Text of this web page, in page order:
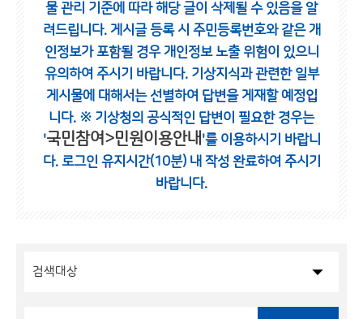
물 관리 기준에 따라 해당 글이 삭제될 수 있음을 알
려드립니다. 게시글 등록 시 주민등록번호와 같은 개
인정보가 포함될 경우 개인정보 노출 위험이 있으니
유의하여 주시기 바랍니다. 기상지식과 관련한 일부
게시물에 대해서는 선별하여 답변을 게재할 예정입
니다. ※ 기상청의 공식적인 답변이 필요한 경우는
'국민참여>민원이용안내 '를 이용하시기 바랍니
다. 로그인 유지시간(10분) 내 작성 완료하여 주시기
바랍니다.